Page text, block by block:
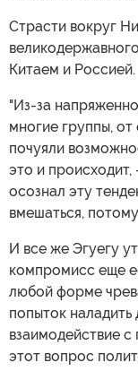
Страсти вокруг
Китаем и Россией.
"Из-за
многие группы,
почуяли
это и
осознал эту
вмешаться,
И все же Эгуегу
компромисс еще
любой форме
попыток
взаимодействие с
этот вопрос